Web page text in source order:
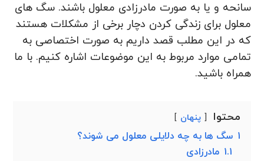
سانحه و یا به صورت مادرزادی معلول باشند. سگ های
معلول برای زندگی کردن دچار برخی از مشکلات هستند
که در این مطلب قصد داریم به صورت اختصاصی به
تمامی موارد مربوط به این موضوعات اشاره کنیم. با ما
همراه باشید.
محتوا پنهان
1 سگ ها به چه دلایلی معلول می شوند؟
1.1 مادرزادی